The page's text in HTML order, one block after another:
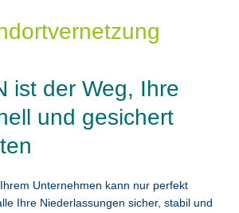
ist der Weg, Ihre
und gesichert
Unternehmen kann nur perfekt
Ihre Niederlassungen sicher, stabil und